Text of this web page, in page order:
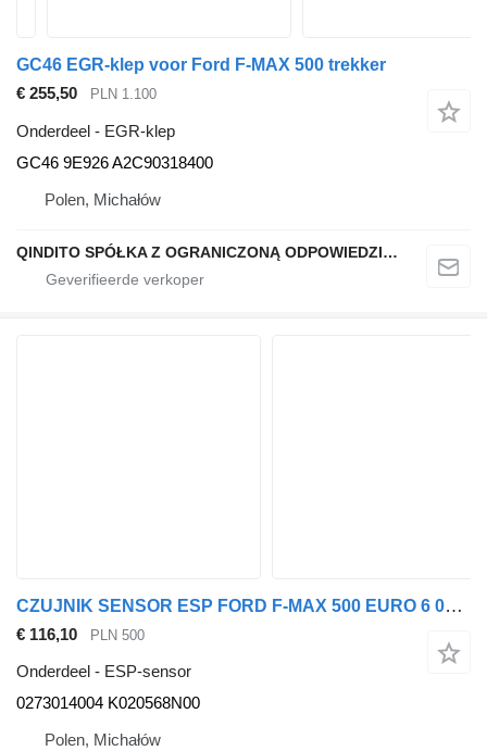
GC46 EGR-klep voor Ford F-MAX 500 trekker
€ 255,50
PLN 1.100
Onderdeel - EGR-klep
GC46 9E926 A2C90318400
Polen, Michałów
QINDITO SPÓŁKA Z OGRANICZONĄ ODPOWIEDZIALNOŚCIĄ
CZUJNIK SENSOR ESP FORD F-MAX 500 EURO 6 0273014004 ESP-sensor voor Ford F-MAX 500 trekker
€ 116,10 PLN 500
Onderdeel - ESP-sensor
0273014004 K020568N00
Polen, Michałów